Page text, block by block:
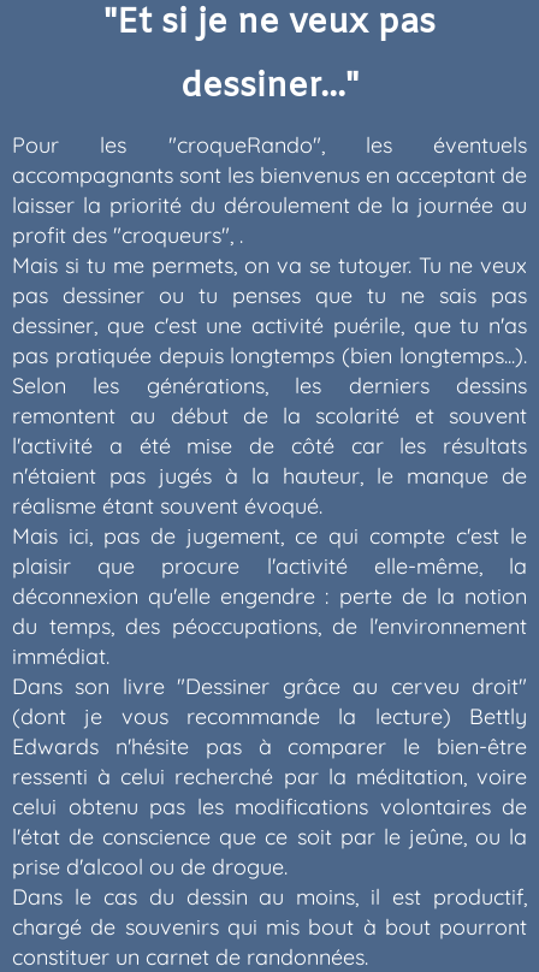
"Et si je ne veux pas
dessiner..."
Pour les "croqueRando", les éventuels
accompagnants sont les bienvenus en acceptant de
laisser la priorité du déroulement de la journée au
profit des "croqueurs", .
Mais si tu me permets, on va se tutoyer. Tu ne veux
pas dessiner ou tu penses que tu ne sais pas
dessiner, que c'est une activité puérile, que tu n'as
pas pratiquée depuis longtemps (bien longtemps...).
Selon les générations, les derniers dessins
remontent au début de la scolarité et souvent
l'activité a été mise de côté car les résultats
n'étaient pas jugés à la hauteur, le manque de
réalisme étant souvent évoqué.
Mais ici, pas de jugement, ce qui compte c'est le
plaisir que procure l'activité elle-même, la
déconnexion qu'elle engendre : perte de la notion
du temps, des péoccupations, de l'environnement
immédiat.
Dans son livre "Dessiner grâce au cerveu droit"
(dont je vous recommande la lecture) Bettly
Edwards n'hésite pas à comparer le bien-être
ressenti à celui recherché par la méditation, voire
celui obtenu pas les modifications volontaires de
l'état de conscience que ce soit par le jeûne, ou la
prise d'alcool ou de drogue.
Dans le cas du dessin au moins, il est productif,
chargé de souvenirs qui mis bout à bout pourront
constituer un carnet de randonnées.